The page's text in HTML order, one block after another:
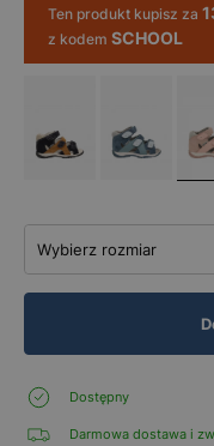
Ten produkt kupisz za
z kodem SCHOOL
Wybierz rozmiar
Dostępny
Darmowa dostawa i